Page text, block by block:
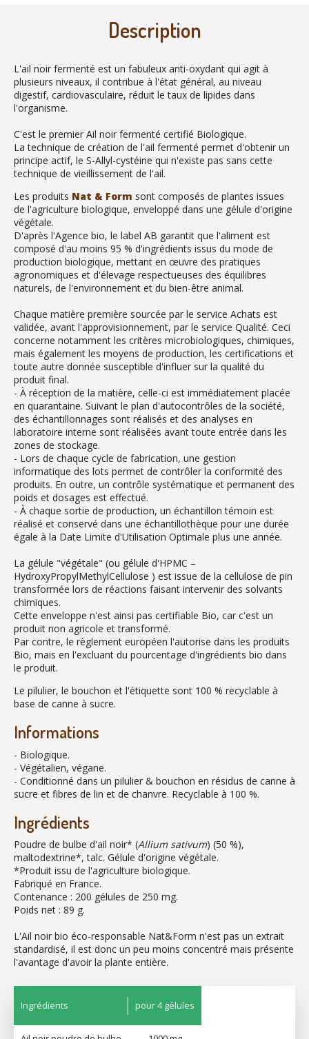
Description
L'ail noir fermenté est un fabuleux anti-oxydant qui agit à
plusieurs niveaux, il contribue à l'état général, au niveau
digestif, cardiovasculaire, réduit le taux de lipides dans
l'organisme.
C'est le premier Ail noir fermenté certifié Biologique.
La technique de création de l'ail fermenté permet d'obtenir un
principe actif, le S-Allyl-cystéine qui n'existe pas sans cette
technique de vieillissement de l'ail.
Les produits Nat & Form sont composés de plantes issues
de l'agriculture biologique, enveloppé dans une gélule d'origine
végétale.
D'après l'Agence bio, le label AB garantit que l'aliment est
composé d'au moins 95 % d'ingrédients issus du mode de
production biologique, mettant en œuvre des pratiques
agronomiques et d'élevage respectueuses des équilibres
naturels, de l'environnement et du bien-être animal.
Chaque matière première sourcée par le service Achats est
validée, avant l'approvisionnement, par le service Qualité. Ceci
concerne notamment les critères microbiologiques, chimiques,
mais également les moyens de production, les certifications et
toute autre donnée susceptible d'influer sur la qualité du
produit final.
- À réception de la matière, celle-ci est immédiatement placée
en quarantaine. Suivant le plan d'autocontrôles de la société,
des échantillonnages sont réalisés et des analyses en
laboratoire interne sont réalisées avant toute entrée dans les
zones de stockage.
- Lors de chaque cycle de fabrication, une gestion
informatique des lots permet de contrôler la conformité des
produits. En outre, un contrôle systématique et permanent des
poids et dosages est effectué.
- À chaque sortie de production, un échantillon témoin est
réalisé et conservé dans une échantillothèque pour une durée
égale à la Date Limite d'Utilisation Optimale plus une année.
La gélule "végétale" (ou gélule d'HPMC –
HydroxyPropylMethylCellulose ) est issue de la cellulose de pin
transformée lors de réactions faisant intervenir des solvants
chimiques.
Cette enveloppe n'est ainsi pas certifiable Bio, car c'est un
produit non agricole et transformé.
Par contre, le règlement européen l'autorise dans les produits
Bio, mais en l'excluant du pourcentage d'ingrédients bio dans
le produit.
Le pilulier, le bouchon et l'étiquette sont 100 % recyclable à
base de canne à sucre.
Informations
- Biologique.
- Végétalien, végane.
- Conditionné dans un pilulier & bouchon en résidus de canne à
sucre et fibres de lin et de chanvre. Recyclable à 100 %.
Ingrédients
Poudre de bulbe d'ail noir* (Allium sativum) (50 %),
maltodextrine*, talc. Gélule d'origine végétale.
*Produit issu de l'agriculture biologique.
Fabriqué en France.
Contenance : 200 gélules de 250 mg.
Poids net : 89 g.
L'Ail noir bio éco-responsable Nat&Form n'est pas un extrait
standardisé, il est donc un peu moins concentré mais présente
l'avantage d'avoir la plante entière.
Ingrédients pour 4 gélules